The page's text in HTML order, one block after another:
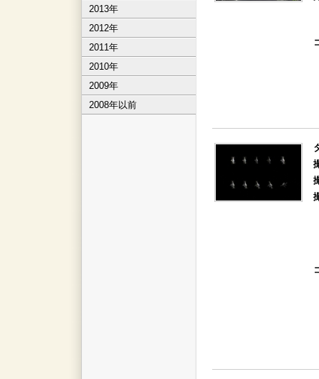
2013年
2012年
2011年
2010年
2009年
2008年以前